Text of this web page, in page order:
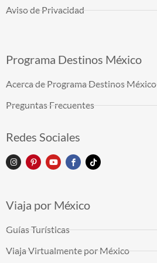
Aviso de Privacidad
Programa Destinos México
Acerca de Programa Destinos México
Preguntas Frecuentes
Redes Sociales
Viaja por México
Guías Turísticas
Viaja Virtualmente por México